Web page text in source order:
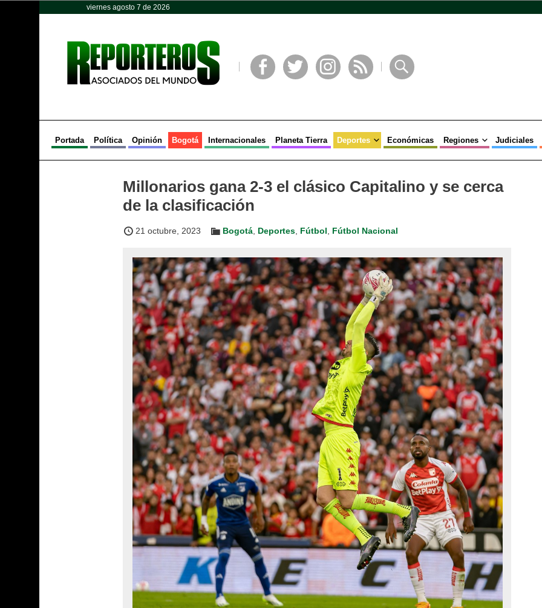
viernes agosto 7 de 2026
Portada Política Opinión Bogotá Internacionales Planeta Tierra Deportes Económicas Regiones Judiciales
Millonarios gana 2-3 el clásico Capitalino y se cerca
de la clasificación
21 octubre, 2023 Bogotá Deportes Fútbol Fútbol Nacional
Opinión Política